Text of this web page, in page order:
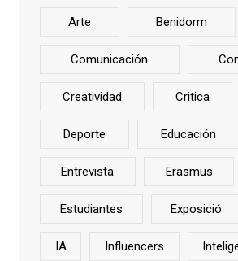
Arte Benidorm
Comunicación
Creatividad Critica
Deporte Educación
Entrevista Erasmus
Estudiantes Exposició
IA Influencers